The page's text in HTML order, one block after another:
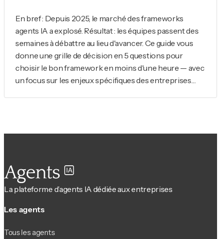
En bref : Depuis 2025, le marché des frameworks
agents IA a explosé. Résultat : les équipes passent des
semaines à débattre au lieu d'avancer. Ce guide vous
donne une grille de décision en 5 questions pour
choisir le bon framework en moins d'une heure — avec
un focus sur les enjeux spécifiques des entreprises…
La plateforme d’agents IA dédiée aux entreprises
Les agents
Tous les agents